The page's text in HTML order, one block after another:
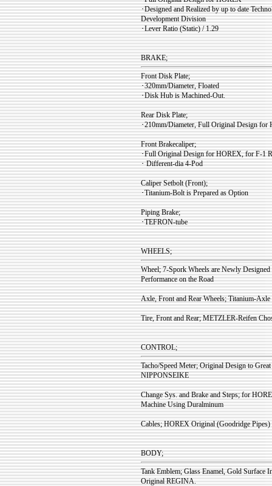
･Designed and Realized by up to date
Development Division
･Lever Ratio (Static) / 1.29
BRAKE;
Front Disk Plate;
･320mm/Diameter, Floated
･Disk Hub is Machined-Out.
Rear Disk Plate;
･210mm/Diameter, Full Original Design for
Front Brakecaliper;
･Full Original Design for HOREX, for F-1
･ Different-dia 4-Pod
Caliper Setbolt (Front);
･Titanium-Bolt is Prepared as Option
Piping Brake;
･TEFRON-tube
WHEELS;
Wheel; 7-Spork Wheels are Newly
Performance on the Road
Axle, Front and Rear Wheels; Titanium-Axle
Tire, Front and Rear; METZLER-Reifen
CONTROL;
Tacho/Speed Meter; Original Design to
NIPPONSEIKE
Change Sys. and Brake and Steps; for
Machine Using Duralminum
Cables; HOREX Original (Goodridge Pipes)
BODY;
Tank Emblem; Glass Enamel, Gold Surface
Original REGINA.